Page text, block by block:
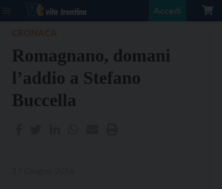
Accedi
Romagnano, domani
l’addio a Stefano
Buccella